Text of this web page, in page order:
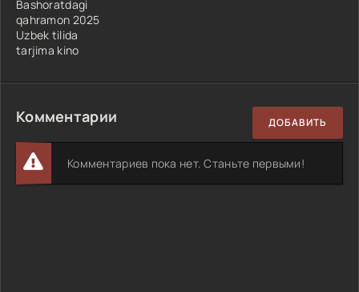
Bashoratdagi
qahramon 2025
Uzbek tilida
tarjima kino
Комментарии ДОБАВИТЬ
Комментариев пока нет. Станьте первыми!